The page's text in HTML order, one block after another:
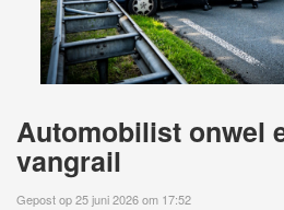
Automobilist onwel
vangrail
Gepost op 25 juni 2026 om 17:52